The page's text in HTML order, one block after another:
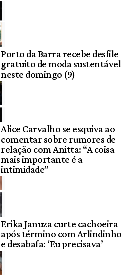
Porto da Barra recebe desfile
gratuito de moda sustentável
neste domingo (9)
Alice Carvalho se esquiva ao
comentar sobre rumores de
relação com Anitta: “A coisa
mais importante é a
intimidade”
Erika Januza curte cachoeira
após término com Arlindinho
e desabafa: ‘Eu precisava’